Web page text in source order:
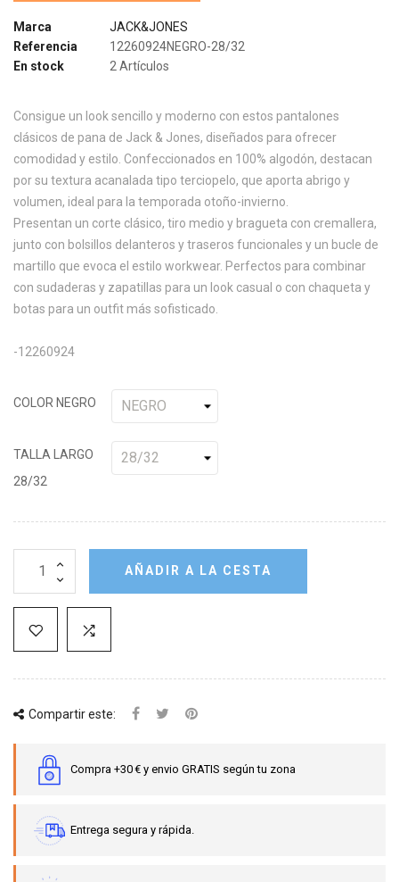
Marca
JACK&JONES
Referencia
12260924NEGRO-28/32
En stock
2 Artículos
Consigue un look sencillo y moderno con estos pantalones
clásicos de pana de Jack & Jones, diseñados para ofrecer
comodidad y estilo. Confeccionados en 100% algodón, destacan
por su textura acanalada tipo terciopelo, que aporta abrigo y
volumen, ideal para la temporada otoño-invierno.
Presentan un corte clásico, tiro medio y bragueta con cremallera,
junto con bolsillos delanteros y traseros funcionales y un bucle de
martillo que evoca el estilo workwear. Perfectos para combinar
con sudaderas y zapatillas para un look casual o con chaqueta y
botas para un outfit más sofisticado.
-12260924
COLOR NEGRO
TALLA LARGO
28/32
AÑADIR A LA CESTA
Compartir este:
Compra +30 € y envio GRATIS según tu zona
Entrega segura y rápida.